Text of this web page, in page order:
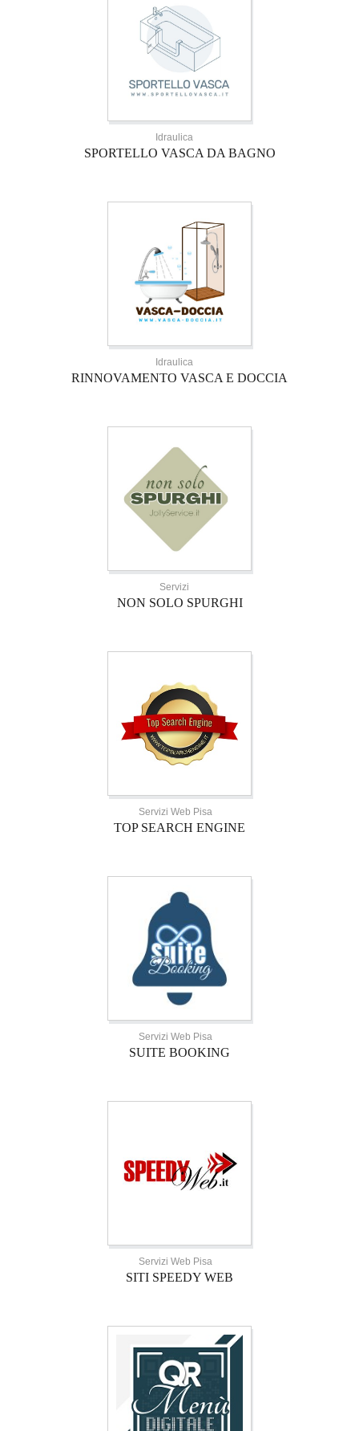
Idraulica
SPORTELLO VASCA DA BAGNO
Idraulica
RINNOVAMENTO VASCA E DOCCIA
Servizi
NON SOLO SPURGHI
Servizi Web Pisa
TOP SEARCH ENGINE
Servizi Web Pisa
SUITE BOOKING
Servizi Web Pisa
SITI SPEEDY WEB